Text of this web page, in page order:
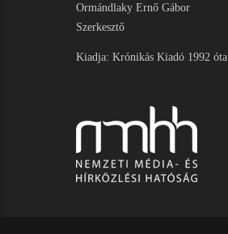
Ormándlaky Ernő Gábor
Szerkesztő
Kiadja: Krónikás Kiadó 1992 óta.